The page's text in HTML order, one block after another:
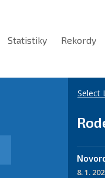
Statistiky Rekordy
Select
8. 1.